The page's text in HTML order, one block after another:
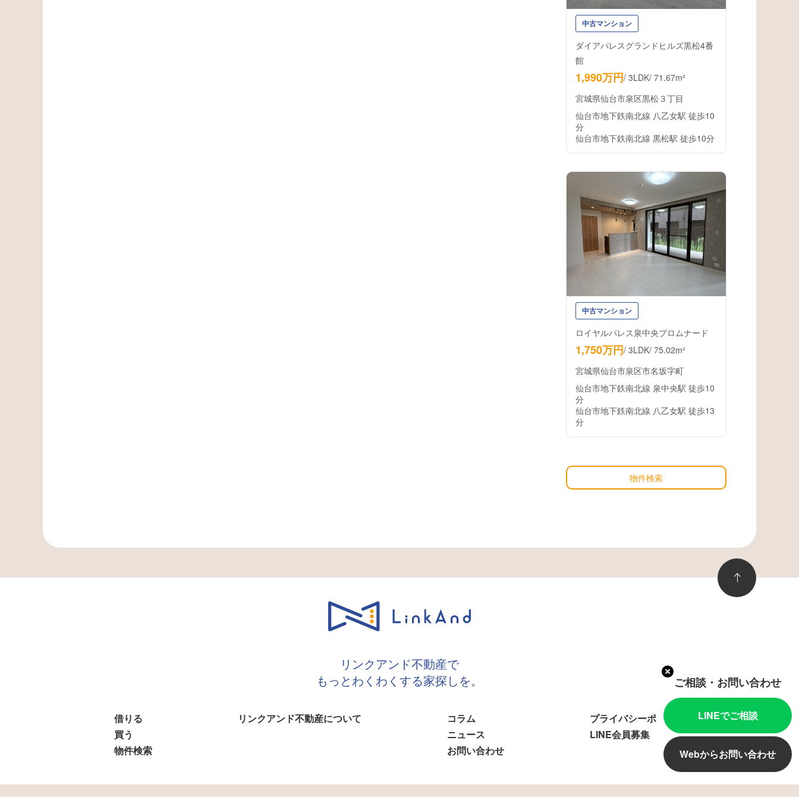
中古マンション
ダイアパレスグランドヒルズ黒松4番
館
1,990万円/ 3LDK/ 71.67m²
宮城県仙台市泉区黒松３丁目
仙台市地下鉄南北線 八乙女駅 徒歩10
分
仙台市地下鉄南北線 黒松駅 徒歩10分
中古マンション
ロイヤルパレス泉中央プロムナード
1,750万円/ 3LDK/ 75.02m²
宮城県仙台市泉区市名坂字町
仙台市地下鉄南北線 泉中央駅 徒歩10
分
仙台市地下鉄南北線 八乙女駅 徒歩13
分
物件検索
リンクアンド不動産で
もっとわくわくする家探しを。
借りる
買う
物件検索
リンクアンド不動産について
コラム
ニュース
お問い合わせ
プライバシーポリシー
LINE会員募集
ご相談・お問い合わせ
LINEでご相談
Webからお問い合わせ